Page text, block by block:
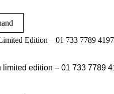
edition – 01 733 7789